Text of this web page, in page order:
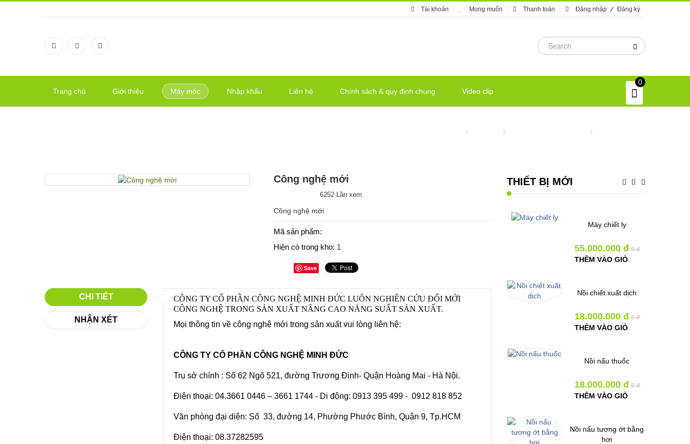
Tài khoản Mong muốn Thanh toán Đăng nhập Đăng ký
Trang chủ Giới thiệu Máy móc Nhập khẩu Liên hệ Chính sách & quy định chung Video clip
0
/ / /
Công nghệ mới
6252 Lần xem
Công nghệ mới
Mã sản phẩm:
Hiện có trong kho: 1
Save
CHI TIẾT
NHẬN XÉT
CÔNG TY CỔ PHẦN CÔNG NGHỆ MINH ĐỨC LUÔN NGHIÊN CỨU ĐỔI MỚI
CÔNG NGHỆ TRONG SẢN XUẤT NÂNG CAO NĂNG SUẤT SẢN XUẤT.
Mọi thông tin về công nghệ mới trong sản xuất vui lòng liên hệ:
CÔNG TY CỔ PHẦN CÔNG NGHỆ MINH ĐỨC
Trụ sở chính : Số 62 Ngõ 521, đường Trương Định- Quận Hoàng Mai - Hà Nội.
Điện thoại: 04.3661 0446 – 3661 1744 - Di động: 0913 395 499 - 0912 818 852
Văn phòng đại diện: Số 33, đường 14, Phường Phước Bình, Quận 9, Tp.HCM
Điện thoại: 08.37282595
THIẾT BỊ MỚI
Máy chiết ly
55.000.000 đ 0 đ
THÊM VÀO GIỎ
Nồi chiết xuất dịch
18.000.000 đ 0 đ
THÊM VÀO GIỎ
Nồi nấu thuốc
18.000.000 đ 0 đ
THÊM VÀO GIỎ
Nồi nấu tương ớt bằng
hơi